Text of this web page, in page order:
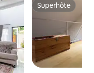
appréciés Superhôte
Superhôte